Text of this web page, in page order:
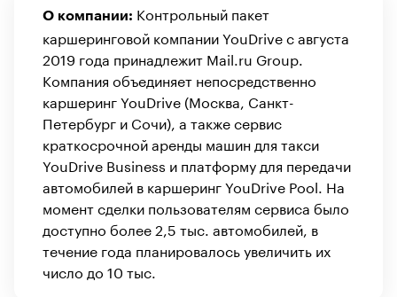
О компании: Контрольный пакет
каршеринговой компании YouDrive с августа
2019 года принадлежит Mail.ru Group.
Компания объединяет непосредственно
каршеринг YouDrive (Москва, Санкт-
Петербург и Сочи), а также сервис
краткосрочной аренды машин для такси
YouDrive Business и платформу для передачи
автомобилей в каршеринг YouDrive Pool. На
момент сделки пользователям сервиса было
доступно более 2,5 тыс. автомобилей, в
течение года планировалось увеличить их
число до 10 тыс.